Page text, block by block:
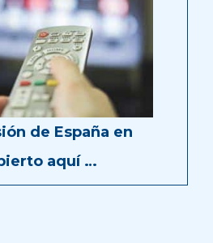
de España en
aquí …